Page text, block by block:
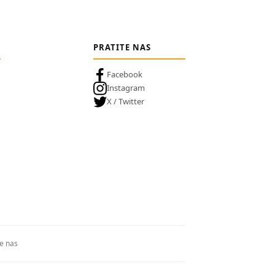
PRATITE NAS
Facebook
Instagram
X / Twitter
nas